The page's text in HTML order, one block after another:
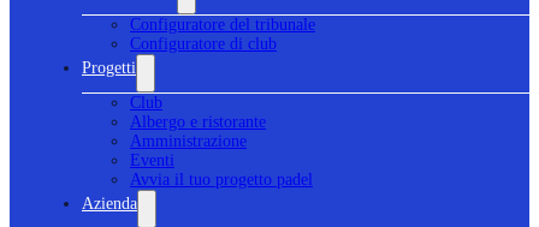
Configuratore del tribunale
Configuratore di club
Progetti
Club
Albergo e ristorante
Amministrazione
Eventi
Avvia il tuo progetto padel
Azienda